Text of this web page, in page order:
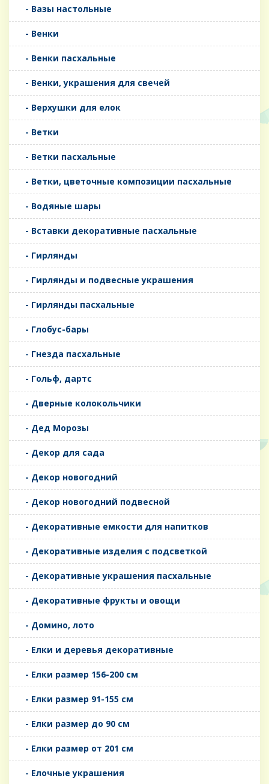
- Вазы настольные
- Венки
- Венки пасхальные
- Венки, украшения для свечей
- Верхушки для елок
- Ветки
- Ветки пасхальные
- Ветки, цветочные композиции пасхальные
- Водяные шары
- Вставки декоративные пасхальные
- Гирлянды
- Гирлянды и подвесные украшения
- Гирлянды пасхальные
- Глобус-бары
- Гнезда пасхальные
- Гольф, дартс
- Дверные колокольчики
- Дед Морозы
- Декор для сада
- Декор новогодний
- Декор новогодний подвесной
- Декоративные емкости для напитков
- Декоративные изделия с подсветкой
- Декоративные украшения пасхальные
- Декоративные фрукты и овощи
- Домино, лото
- Елки и деревья декоративные
- Елки размер 156-200 см
- Елки размер 91-155 см
- Елки размер до 90 см
- Елки размер от 201 см
- Елочные украшения